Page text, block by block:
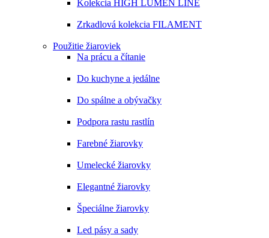
Kolekcia HIGH LUMEN LINE
Zrkadlová kolekcia FILAMENT
Použitie žiaroviek
Na prácu a čítanie
Do kuchyne a jedálne
Do spálne a obývačky
Podpora rastu rastlín
Farebné žiarovky
Umelecké žiarovky
Elegantné žiarovky
Špeciálne žiarovky
Led pásy a sady